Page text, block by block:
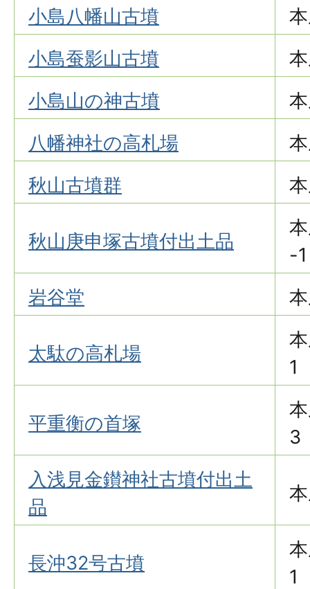
小島八幡山古墳
小島蚕影山古墳
小島山の神古墳
八幡神社の高札場
秋山古墳群
秋山庚申塚古墳付出土品
-1
岩谷堂
太駄の高札場
1
平重衡の首塚
3
入浅見金鑚神社古墳付出土
品
長沖32号古墳
1